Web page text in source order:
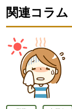
関連コラム